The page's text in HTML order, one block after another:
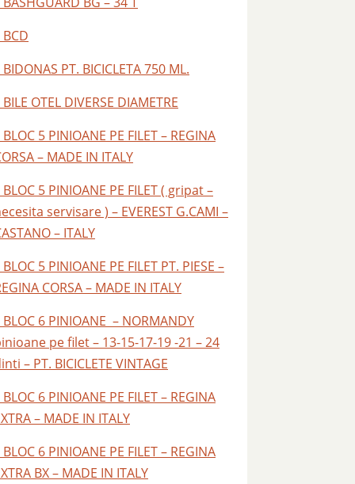
BCD
BIDONAS PT. BICICLETA 750 ML.
BILE OTEL DIVERSE DIAMETRE
BLOC 5 PINIOANE PE FILET – REGINA
– MADE IN ITALY
BLOC 5 PINIOANE PE FILET ( gripat –
servisare ) – EVEREST G.CAMI –
– ITALY
BLOC 5 PINIOANE PE FILET PT. PIESE –
CORSA – MADE IN ITALY
BLOC 6 PINIOANE – NORMANDY
pe filet – 13-15-17-19 -21 – 24
– PT. BICICLETE VINTAGE
BLOC 6 PINIOANE PE FILET – REGINA
– MADE IN ITALY
BLOC 6 PINIOANE PE FILET – REGINA
BX – MADE IN ITALY